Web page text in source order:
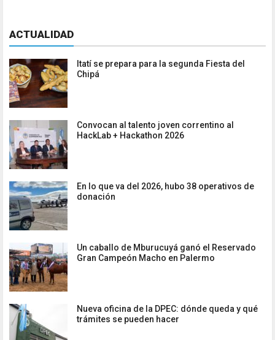
ACTUALIDAD
Itatí se prepara para la segunda Fiesta del
Chipá
Convocan al talento joven correntino al
HackLab + Hackathon 2026
En lo que va del 2026, hubo 38 operativos de
donación
Un caballo de Mburucuyá ganó el Reservado
Gran Campeón Macho en Palermo
Nueva oficina de la DPEC: dónde queda y qué
trámites se pueden hacer